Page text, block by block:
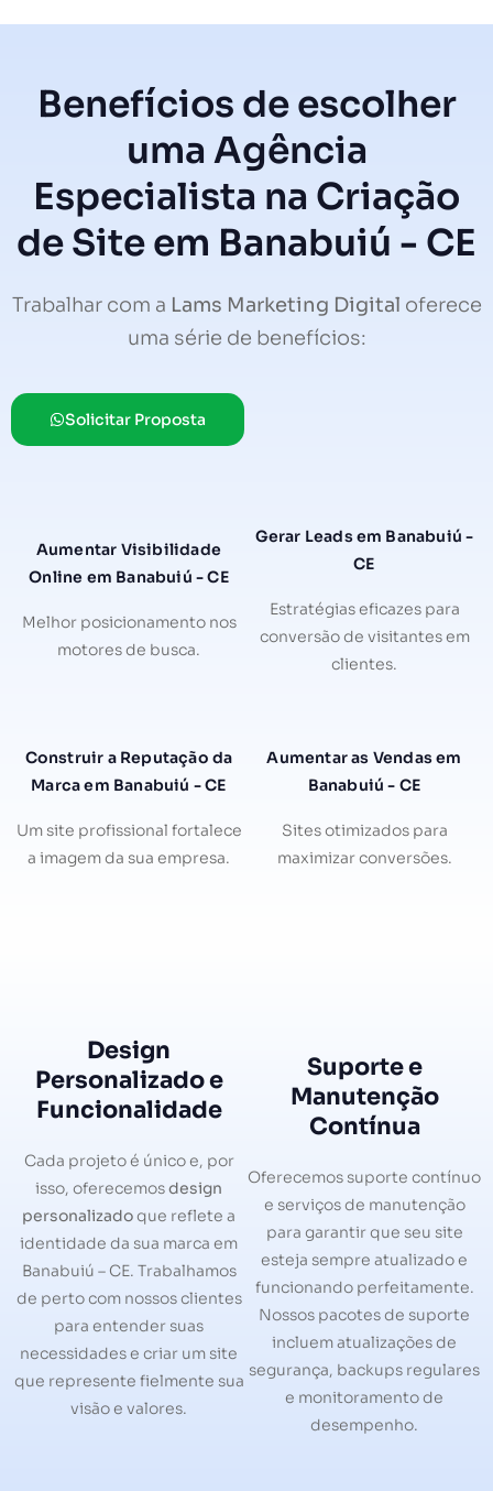
Benefícios de escolher
uma Agência
Especialista na Criação
de Site em Banabuiú - CE
Trabalhar com a Lams Marketing Digital oferece
uma série de benefícios:
Solicitar Proposta
Aumentar Visibilidade
Online em Banabuiú - CE
Melhor posicionamento nos
motores de busca.
Gerar Leads em Banabuiú -
CE
Estratégias eficazes para
conversão de visitantes em
clientes.
Construir a Reputação da
Marca em Banabuiú - CE
Um site profissional fortalece
a imagem da sua empresa.
Aumentar as Vendas em
Banabuiú - CE
Sites otimizados para
maximizar conversões.
Design
Personalizado e
Funcionalidade
Cada projeto é único e, por
isso, oferecemosdesign
personalizadoque reflete a
identidade da sua marca em
Banabuiú – CE. Trabalhamos
de perto com nossos clientes
para entender suas
necessidades e criar um site
que represente fielmente sua
visão e valores.
Suporte e
Manutenção
Contínua
Oferecemos suporte contínuo
e serviços de manutenção
para garantir que seu site
esteja sempre atualizado e
funcionando perfeitamente.
Nossos pacotes de suporte
incluem atualizações de
segurança, backups regulares
e monitoramento de
desempenho.